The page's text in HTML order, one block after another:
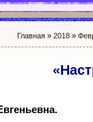
Главная »2018 »